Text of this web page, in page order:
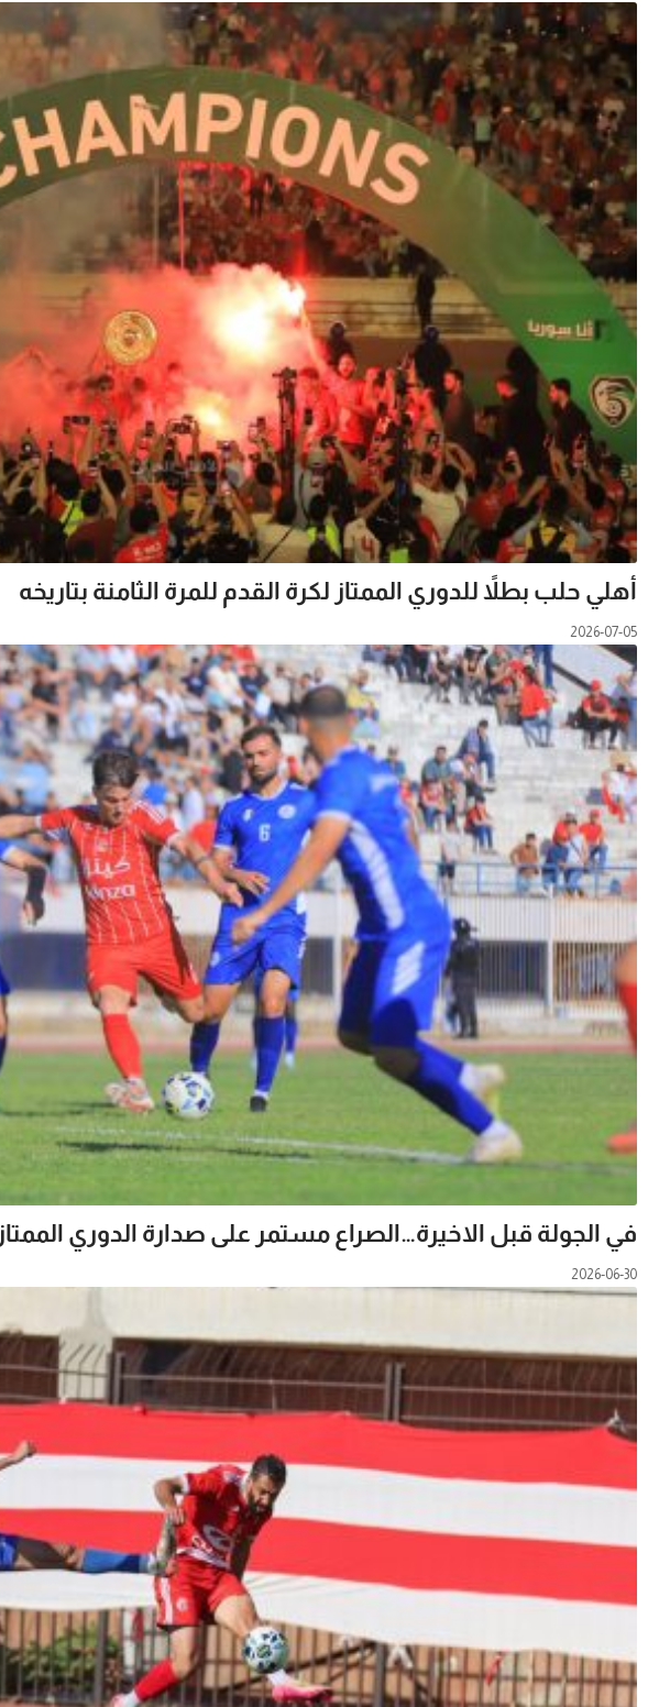
أهلي حلب بطلاً للدوري الممتاز لكرة القدم للمرة الثامنة بتاريخه
2026-07-05
في الجولة قبل الاخيرة…الصراع مستمر على صدارة الدوري الممتاز
2026-06-30